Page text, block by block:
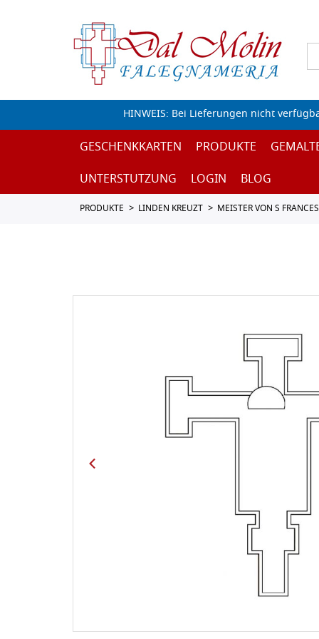
HINWEIS: Bei Lieferungen nicht
GESCHENKKARTEN PRODUKTE
UNTERSTUTZUNG
LOGIN BLOG
PRODUKTE LINDEN KREUZT MEISTER VON S